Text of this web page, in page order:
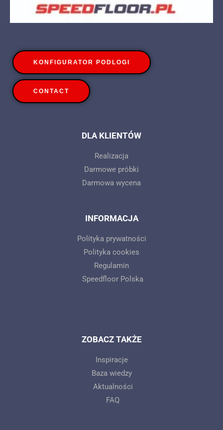
KONFIGURATOR PODLOGI
CONTACT
DLA KLIENTÓW
Realizacja
Darmowe próbki
Darmowa wycena
INFORMACJA
Polityka prywatności
Polityka cookies
Regulamin
Speedfloor Polska
ZOBACZ TAKŻE
Inspiracje
Baza wiedzy
Aktualności
FAQ